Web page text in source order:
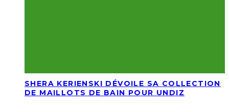
SHERA KERIENSKI DÉVOILE SA COLLECTION
DE MAILLOTS DE BAIN POUR UNDIZ